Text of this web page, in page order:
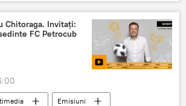
prezidenţiale
Chitoraga. Invitați:
FC Petrocub
Emisiuni